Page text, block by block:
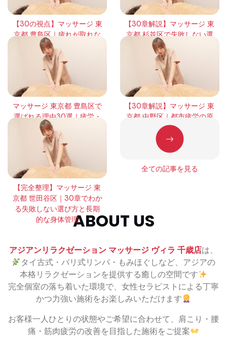
【30の視点】マッサージ 東
京都 豊島区｜疲れが取れな
い本当の理由と回復の考え
方
【30章解説】マッサージ 東
京都 杉並区で失敗しない選
び方｜頻度・効果・体感の
違いを徹底整理
マッサージ 東京都 豊島区で
選ばれる理由30選｜疲労・
緊張・回復の本質を徹底解
説
【30章解説】マッサージ 東
京都 中野区｜都市疲労の原
因と正しい整え方
【完全整理】マッサージ 東
京都 世田谷区｜30章でわか
る失敗しない選び方と長期
的な身体管理
全ての記事を見る
ABOUT US
アジアンリラクゼーション マッサージ ヴィラ 千歳店は、
タイ古式・バリ式リンパ・もみほぐしなど、アジアの
本格リラクゼーションを提供する癒しの空間です
完全個室の落ち着いた環境で、女性セラピストによる丁寧
かつ力強い施術をお楽しみいただけます
お客様一人ひとりの状態やご希望に合わせて、肩こり・腰
痛・筋肉疲労の改善を目指した施術をご提案